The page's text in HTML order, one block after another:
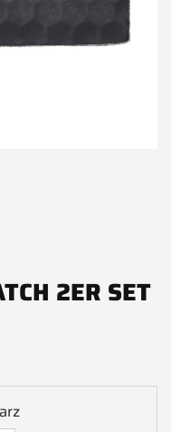
2ER SET